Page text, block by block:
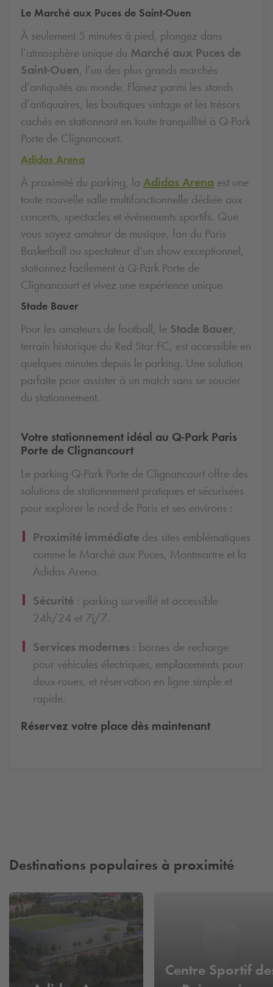
Le Marché aux Puces de Saint-Ouen
À seulement 5 minutes à pied, plongez dans
l’atmosphère unique du Marché aux Puces de
Saint-Ouen, l’un des plus grands marchés
d’antiquités au monde. Flânez parmi les stands
d’antiquaires, les boutiques vintage et les trésors
cachés en stationnant en toute tranquillité à Q-Park
Porte de Clignancourt.
Adidas Arena
À proximité du parking, la Adidas Arena est une
toute nouvelle salle multifonctionnelle dédiée aux
concerts, spectacles et événements sportifs. Que
vous soyez amateur de musique, fan du Paris
Basketball ou spectateur d’un show exceptionnel,
stationnez facilement à Q-Park Porte de
Clignancourt et vivez une expérience unique.
Stade Bauer
Pour les amateurs de football, le Stade Bauer,
terrain historique du Red Star FC, est accessible en
quelques minutes depuis le parking. Une solution
parfaite pour assister à un match sans se soucier
du stationnement.
Votre stationnement idéal au Q-Park Paris
Porte de Clignancourt
Le parking Q-Park Porte de Clignancourt offre des
solutions de stationnement pratiques et sécurisées
pour explorer le nord de Paris et ses environs :
Proximité immédiate des sites emblématiques
comme le Marché aux Puces, Montmartre et la
Adidas Arena.
Sécurité : parking surveillé et accessible
24h/24 et 7j/7.
Services modernes : bornes de recharge
pour véhicules électriques, emplacements pour
deux-roues, et réservation en ligne simple et
rapide.
Réservez votre place dès maintenant
Destinations populaires à proximité
Centre Sportif